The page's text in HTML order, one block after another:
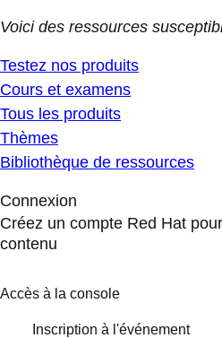
Voici des ressources
Testez nos produits
Cours et examens
Tous les produits
Thèmes
Bibliothèque de ressources
Connexion
Créez un compte Red Hat
contenu
Accès à la console
Inscription à l'événement